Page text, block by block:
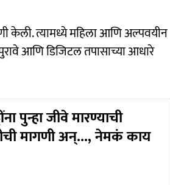
केली. त्यामध्ये महिला आणि अल्पवयीन
आणि डिजिटल तपासाच्या आधारे
पुन्हा जीवे मारण्याची
मागणी अन्..., नेमकं काय